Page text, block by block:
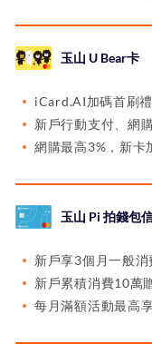
玉山 U Bear卡
iCard.AI加碼首刷
新戶行動支付、網
網購最高3%，新卡
玉山 Pi 拍錢包
新戶享3個月一般消
新戶累積消費10萬
每月滿額活動最高